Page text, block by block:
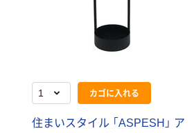
カゴに入れる
住まいスタイル 「ASPESH」 ア
本気プライス オリジナル